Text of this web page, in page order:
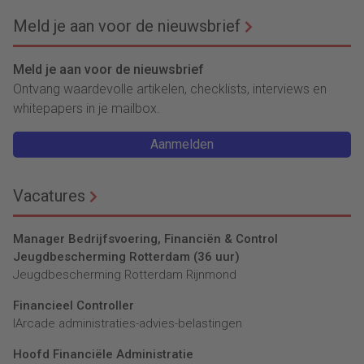
Meld je aan voor de nieuwsbrief
Meld je aan voor de nieuwsbrief
Ontvang waardevolle artikelen, checklists, interviews en
whitepapers in je mailbox.
Aanmelden
Vacatures
Manager Bedrijfsvoering, Financiën & Control
Jeugdbescherming Rotterdam (36 uur)
Jeugdbescherming Rotterdam Rijnmond
Financieel Controller
lArcade administraties-advies-belastingen
Hoofd Financiële Administratie